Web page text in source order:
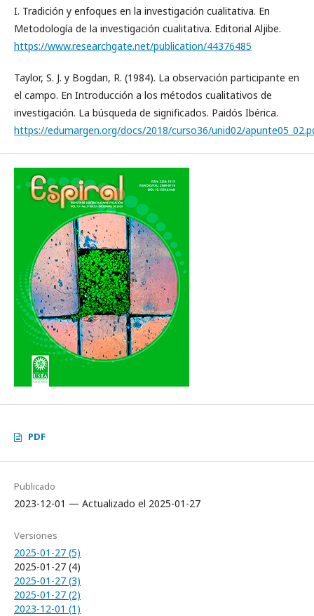
I. Tradición y enfoques en la investigación cualitativa. En
Metodología de la investigación cualitativa. Editorial Aljibe.
https://www.researchgate.net/publication/44376485
Taylor, S. J. y Bogdan, R. (1984). La observación participante en
el campo. En Introducción a los métodos cualitativos de
investigación. La búsqueda de significados. Paidós Ibérica.
https://edumargen.org/docs/2018/curso36/unid02/
PDF
Publicado
2023-12-01 — Actualizado el 2025-01-27
Versiones
2025-01-27 (5)
2025-01-27 (4)
2025-01-27 (3)
2025-01-27 (2)
2023-12-01 (1)